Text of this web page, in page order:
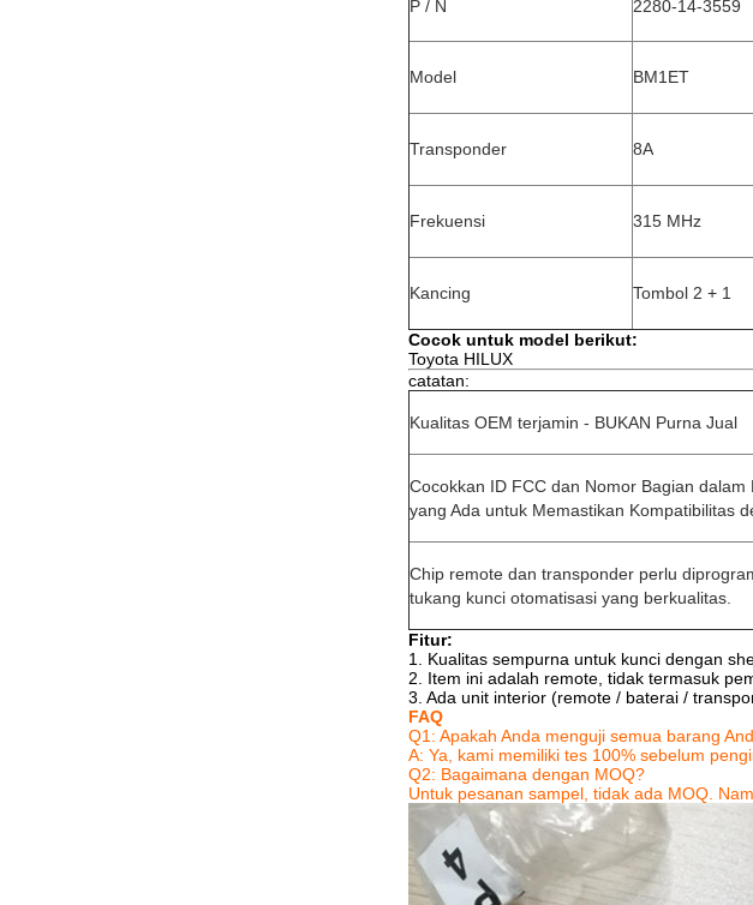
P / N 2280-14-3559
Model BM1ET
Transponder 8A
Frekuensi 315 MHz
Kancing Tombol 2 + 1
Cocok untuk model berikut:
Toyota HILUX
catatan:
Kualitas OEM terjamin - BUKAN Purna Jual
Cocokkan ID FCC dan Nomor Bagian dalam
yang Ada untuk Memastikan Kompatibilitas
Chip remote dan transponder perlu
tukang kunci otomatisasi yang berkualitas.
Fitur:
1. Kualitas sempurna untuk kunci dengan
2. Item ini adalah remote, tidak termasuk
3. Ada unit interior (remote / baterai /
FAQ
Q1: Apakah Anda menguji semua barang
A: Ya, kami memiliki tes 100% sebelum
Q2: Bagaimana dengan MOQ?
Untuk pesanan sampel, tidak ada MOQ.